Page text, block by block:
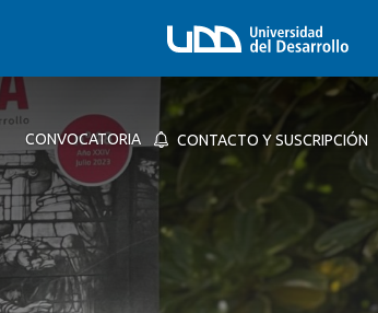
CONVOCATORIA CONTACTO Y SUSCRIPCIÓN